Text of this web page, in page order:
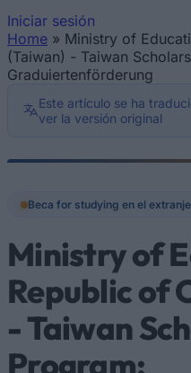
Iniciar sesión
Se encuentra
Home » Ministry of
(Taiwan) - Taiwan
Graduiertenförderung
Este artículo se ha
ver la versión original
Beca for studying en el
Ministry of
Republic of
- Taiwan
Program: